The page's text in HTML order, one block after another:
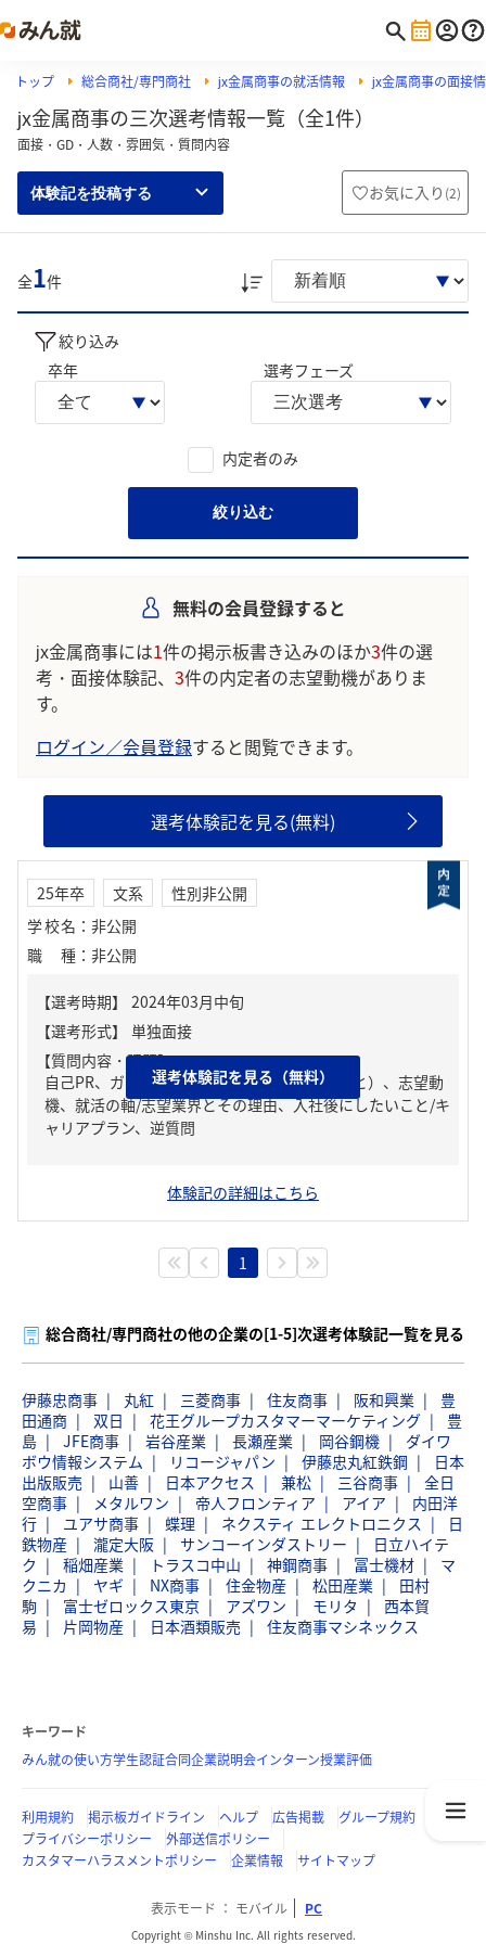
トップ 総合商社/専門商社 jx金属商事の就活情報 jx金属商事の面接
jx金属商事の三次選考情報一覧（全1件）
面接・GD・人数・雰囲気・質問内容
体験記を投稿する お気に入り (2)
全1件
絞り込み
卒年
選考フェーズ
内定者のみ
絞り込む
無料の会員登録すると
jx金属商事には1件の掲示板書き込みのほか3件の選
考・面接体験記、 3件の内定者の志望動機がありま
す。
ログイン／会員登録すると閲覧できます。
選考体験記を見る(無料)
25年卒 文系
性別非公開
学校名 ： 非公開
職種 ： 非公開
【質問内容・課題】
自己PR、ガクチカ（学生時代に力を入れたこと）、志望動
機、就活の軸/志望業界とその理由、入社後にしたいこと/キ
ャリアプラン、逆質問
選考体験記を見る（無料）
体験記の詳細はこちら
1
総合商社/専門商社の他の企業の[1-5]次選考体験記一覧を見る
伊藤忠商事 丸紅 三菱商事 住友商事 阪和興業
豊
田通商
双日 花王グループカスタマーマーケティング
豊
島
JFE商事 岩谷産業 長瀬産業 岡谷鋼機
ダイワ
ボウ情報システム
リコージャパン 伊藤忠丸紅鉄鋼
日本
出版販売
山善 日本アクセス 兼松 三谷商事
全日
空商事
メタルワン 帝人フロンティア アイア
内田洋
行
ユアサ商事 蝶理 ネクスティ エレクトロニクス
日
鉄物産
瀧定大阪 サンコーインダストリー
日立ハイテ
ク
稲畑産業 トラスコ中山 神鋼商事 冨士機材
マ
クニカ
ヤギ NX商事 住金物産 松田産業
田村
駒
富士ゼロックス東京 アズワン モリタ
西本貿
易
片岡物産 日本酒類販売 住友商事マシネックス
キーワード
みん就の使い方学生認証合同企業説明会インターン授業評価
利用規約 掲示板ガイドライン ヘルプ 広告掲載
グループ規約
プライバシーポリシー
外部送信ポリシー
カスタマーハラスメントポリシー
企業情報 サイトマップ
表示モード モバイル PC
Copyright © Minshu Inc. All rights reserved.